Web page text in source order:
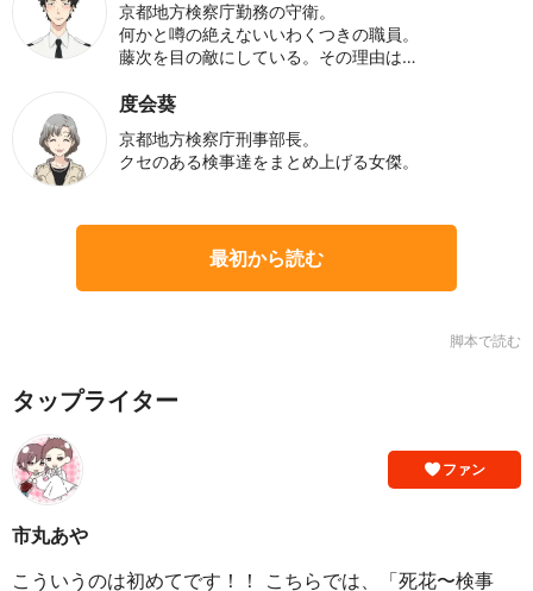
京都地方検察庁勤務の守衛。
何かと噂の絶えないいわくつきの職員。
藤次を目の敵にしている。その理由は…
度会葵
京都地方検察庁刑事部長。
クセのある検事達をまとめ上げる女傑。
最初から読む
脚本で読む
タップライター
ファン
市丸あや
こういうのは初めてです！！ こちらでは、「死花〜検事